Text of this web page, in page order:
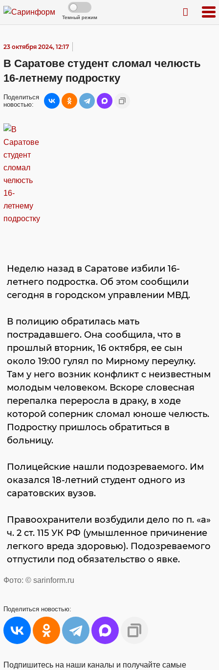
Темный режим
23 октября 2024, 12:17
В Саратове студент сломал челюсть
16-летнему подростку
Поделиться
новостью:
Неделю назад в Саратове избили 16-
летнего подростка. Об этом сообщили
сегодня в городском управлении МВД.
В полицию обратилась мать
пострадавшего. Она сообщила, что в
прошлый вторник, 16 октября, ее сын
около 19:00 гулял по Мирному переулку.
Там у него возник конфликт с неизвестным
молодым человеком. Вскоре словесная
перепалка переросла в драку, в ходе
которой соперник сломал юноше челюсть.
Подростку пришлось обратиться в
больницу.
Полицейские нашли подозреваемого. Им
оказался 18-летний студент одного из
саратовских вузов.
Правоохранители возбудили дело по п. «а»
ч. 2 ст. 115 УК РФ (умышленное причинение
легкого вреда здоровью). Подозреваемого
отпустили под обязательство о явке.
Фото: © sarinform.ru
Поделиться новостью:
Подпишитесь на наши каналы и получайте самые